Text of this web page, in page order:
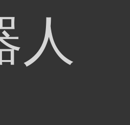
人